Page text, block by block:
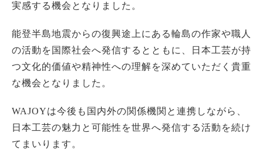
実感する機会となりました。
能登半島地震からの復興途上にある輪島の作家や職人
の活動を国際社会へ発信するとともに、日本工芸が持
つ文化的価値や精神性への理解を深めていただく貴重
な機会となりました。
WAJOYは今後も国内外の関係機関と連携しながら、
日本工芸の魅力と可能性を世界へ発信する活動を続け
てまいります。